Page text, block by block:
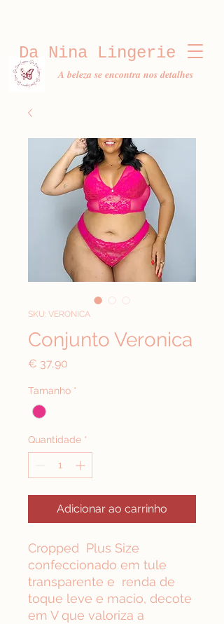
Da Nina Lingerie
𝑨 𝒃𝒆𝒍𝒆𝒛𝒂 𝒔𝒆 𝒆𝒏𝒄𝒐𝒏𝒕𝒓𝒂 𝒏𝒐𝒔 𝒅𝒆𝒕𝒂𝒍𝒉𝒆𝒔
SKU: VERONICA
Conjunto Veronica
€ 37,90
Tamanho *
Quantidade *
Adicionar ao carrinho
Cropped Plus Size
confeccionado em tule
transparente e renda de
toque leve e macio, decote
em V que valoriza a